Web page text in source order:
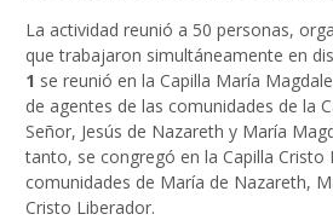
La actividad reunió a 50 personas,
que trabajaron simultáneamente en
1 se reunió en la Capilla María
de agentes de las comunidades de la
Señor, Jesús de Nazareth y María
tanto, se congregó en la Capilla Cristo
comunidades de María de Nazareth,
Cristo Liberador.